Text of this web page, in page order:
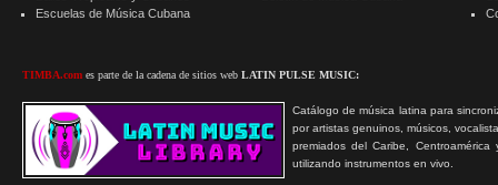
Escuelas de Música Cubana
TIMBA.com es parte de la cadena de sitios web LATIN PULSE MUSIC:
Catálogo de música latina para
por artistas genuinos, músicos,
premiados del Caribe, Centroamérica
utilizando instrumentos en vivo.